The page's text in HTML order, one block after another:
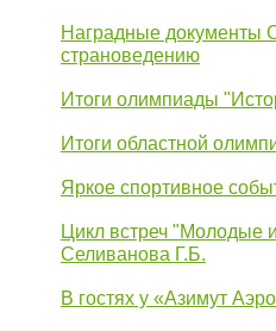
Наградные документы
страноведению
Итоги олимпиады
Итоги областной
Яркое спортивное
Цикл встреч "Молодые
Селиванова Г.Б.
В гостях у «Азимут